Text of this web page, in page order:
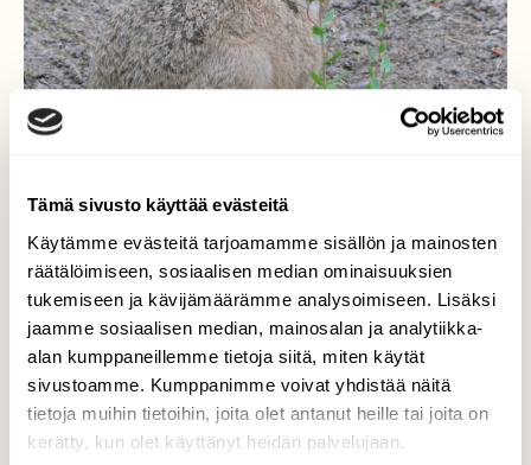
Tämä sivusto käyttää evästeitä
Käytämme evästeitä tarjoamamme sisällön ja mainosten
räätälöimiseen, sosiaalisen median ominaisuuksien
tukemiseen ja kävijämäärämme analysoimiseen. Lisäksi
jaamme sosiaalisen median, mainosalan ja analytiikka-
alan kumppaneillemme tietoja siitä, miten käytät
sivustoamme. Kumppanimme voivat yhdistää näitä
tietoja muihin tietoihin, joita olet antanut heille tai joita on
kerätty, kun olet käyttänyt heidän palvelujaan.
Rusakko
Hyvin rusakko maastoutuu, suojaväri toimii.
Valokuvaaja: Kaarlo Asikainen, Iisalmi 16.8.2023